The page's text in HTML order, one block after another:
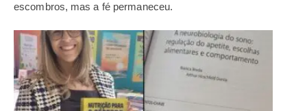
escombros, mas a fé permaneceu.